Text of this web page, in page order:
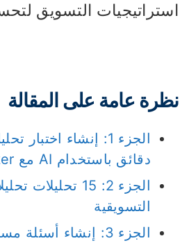
التسويق
عامة على المقالة
الجزء 1: إنشاء اختبار
دقائق باستخدام AI مع OnlineExammaker
الجزء 2: 15 تحليلات
التسويقية
الجزء 3: إنشاء أسئلة